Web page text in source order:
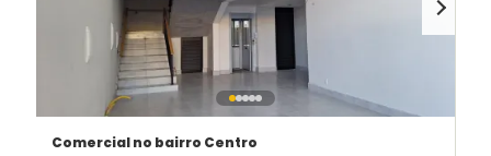
Comercialno bairro Centro